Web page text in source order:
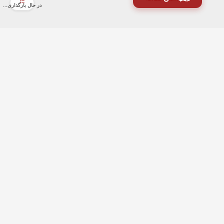
در حال بارگذاری...